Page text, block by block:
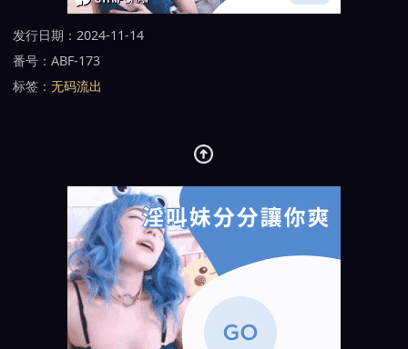
发行日期：2024-11-14
番号：ABF-173
标签：无码流出